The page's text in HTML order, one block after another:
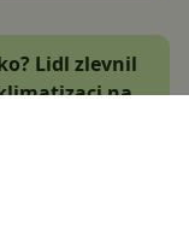
Lidl zlevnil
na